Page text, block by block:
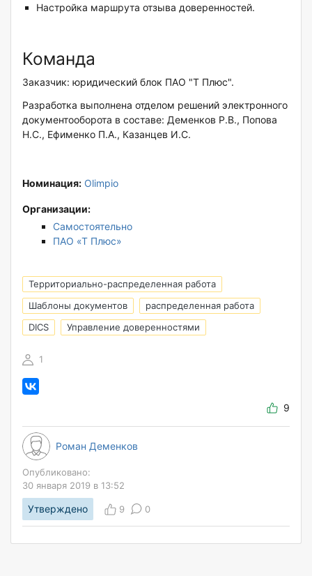
Настройка маршрута отзыва доверенностей.
Команда
Заказчик: юридический блок ПАО "Т Плюс".
Разработка выполнена отделом решений электронного
документооборота в составе: Деменков Р.В., Попова
Н.С., Ефименко П.А., Казанцев И.С.
Номинация: Olimpio
Организации:
Самостоятельно
ПАО «Т Плюс»
Территориально-распределенная работа
Шаблоны документов
распределенная работа
DICS
Управление доверенностями
1
9
Роман Деменков
Опубликовано:
30 января 2019 в 13:52
Утверждено 9 0